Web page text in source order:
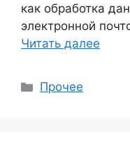
как обработка
электронной
Читать далее
Рубрики
Прочее